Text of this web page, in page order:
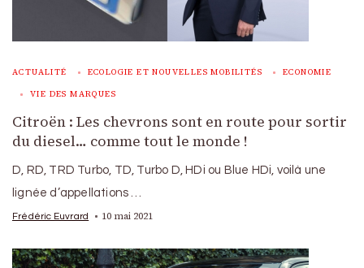
ACTUALITÉ ECOLOGIE ET NOUVELLES MOBILITÉS ECONOMIE
VIE DES MARQUES
Citroën : Les chevrons sont en route pour sortir
du diesel… comme tout le monde !
D, RD, TRD Turbo, TD, Turbo D, HDi ou Blue HDi, voilà une
lignée d’appellations …
Frédéric Euvrard 10 mai 2021